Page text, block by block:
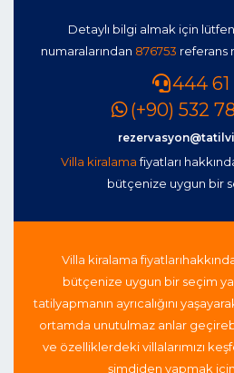
Detaylı bilgi almak için
numaralarından 876753 referans
444
(+90) 532
Villa kiralamafiyatları
bütçenize uygun bir
Villa kiralama fiyatları
bütçenize uygun bir seçim
tatilyapmanın ayrıcalığını
ortamda unutulmaz anlar
ve özelliklerdeki villalarımızı
şimdiden yapmak için